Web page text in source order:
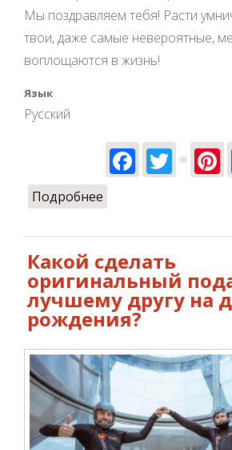
Мы поздравляем тебя! Расти
твои, даже самые невероятные,
воплощаются в жизнь!
Язык
Русский
Подробнее
Какой сделать
оригинальный
лучшему другу на
рождения?